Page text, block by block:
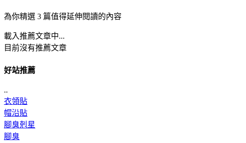
為你精選 3 篇值得延伸閱讀的內容
載入推薦文章中...
目前沒有推薦文章
好站推薦
..
衣領貼
帽沿貼
腳臭剋星
腳臭